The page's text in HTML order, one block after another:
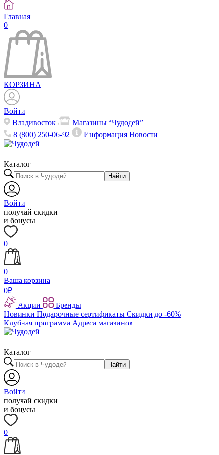
Главная
0
КОРЗИНА
Войти
Владивосток
Магазины “Чудодей”
8 (800) 250-06-92
ИнформацияНовости
Каталог
Найти
Войти
получай скидки
и бонусы
0
0
Ваша корзина
0₽
Акции
Бренды
Новинки Подарочные сертификаты Скидки до -60%
Клубная программа Адреса магазинов
Каталог
Найти
Войти
получай скидки
и бонусы
0